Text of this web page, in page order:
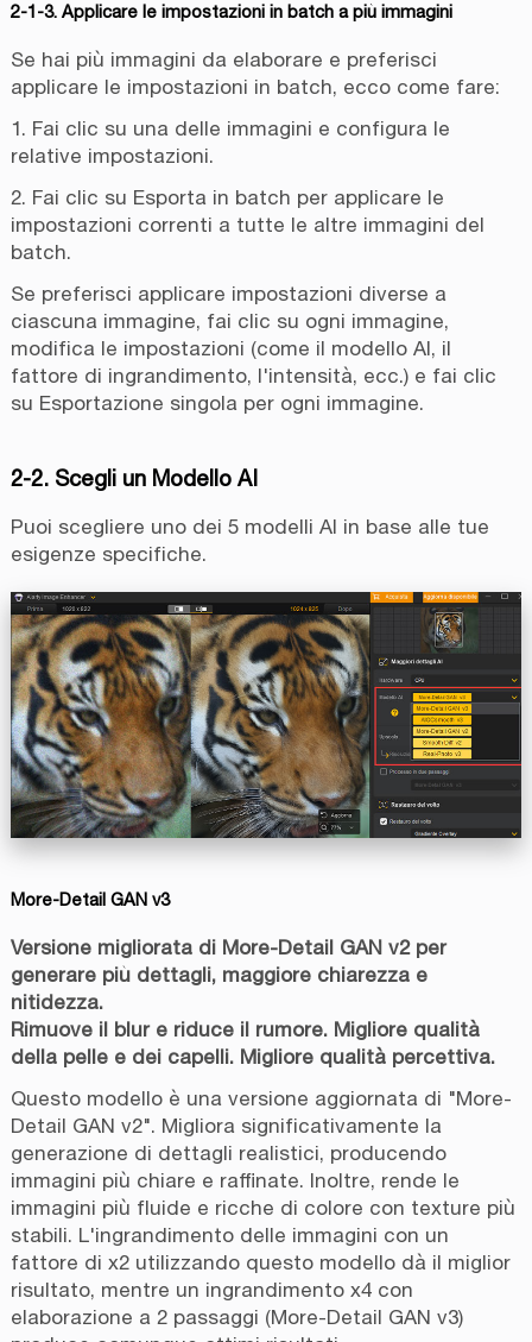
2-1-3. Applicare le impostazioni in batch a più immagini
Se hai più immagini da elaborare e preferisci
applicare le impostazioni in batch, ecco come fare:
1. Fai clic su una delle immagini e configura le
relative impostazioni.
2. Fai clic su Esporta in batch per applicare le
impostazioni correnti a tutte le altre immagini del
batch.
Se preferisci applicare impostazioni diverse a
ciascuna immagine, fai clic su ogni immagine,
modifica le impostazioni (come il modello AI, il
fattore di ingrandimento, l'intensità, ecc.) e fai clic
su Esportazione singola per ogni immagine.
2-2. Scegli un Modello AI
Puoi scegliere uno dei 5 modelli AI in base alle tue
esigenze specifiche.
More-Detail GAN v3
Versione migliorata di More-Detail GAN v2 per
generare più dettagli, maggiore chiarezza e
nitidezza.
Rimuove il blur e riduce il rumore. Migliore qualità
della pelle e dei capelli. Migliore qualità percettiva.
Questo modello è una versione aggiornata di "More-
Detail GAN v2". Migliora significativamente la
generazione di dettagli realistici, producendo
immagini più chiare e raffinate. Inoltre, rende le
immagini più fluide e ricche di colore con texture più
stabili. L'ingrandimento delle immagini con un
fattore di x2 utilizzando questo modello dà il miglior
risultato, mentre un ingrandimento x4 con
elaborazione a 2 passaggi (More-Detail GAN v3)